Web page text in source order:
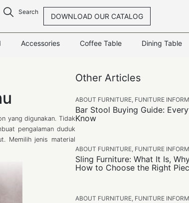
Search
DOWNLOAD OUR CATALOG
Accessories Coffee Table Dining Table
yang digunakan. Tidak
pengalaman duduk
Memilih jenis material
Other Articles
ABOUT FURNITURE, FUNITURE
Bar Stool Buying Guide:
Know
ABOUT FURNITURE, FUNITURE
Sling Furniture: What It Is,
How to Choose the Right
ABOUT FURNITURE, FUNITURE